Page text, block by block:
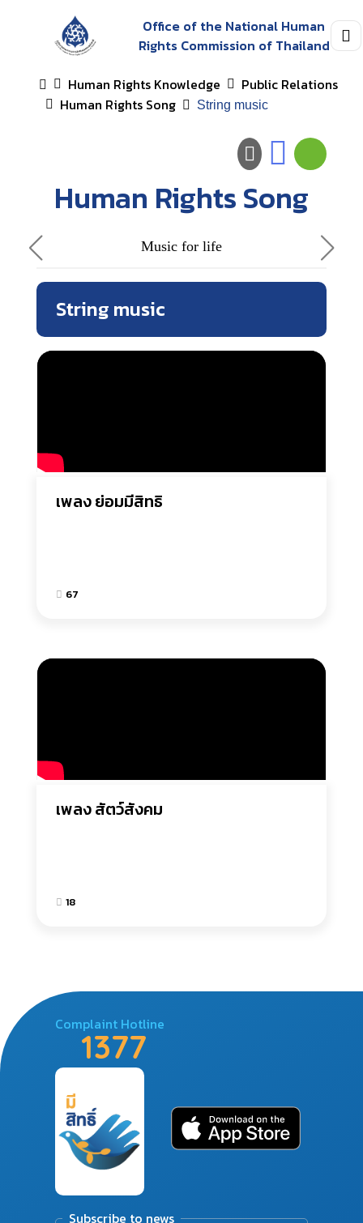
Office of the National Human
Rights Commission of Thailand
Human Rights Knowledge
Public Relations
Human Rights Song
String music
Human Rights Song
Music for life
String music
เพลง ย่อมมีสิทธิ
67
เพลง สัตว์สังคม
18
Complaint Hotline
1377
Subscribe to news